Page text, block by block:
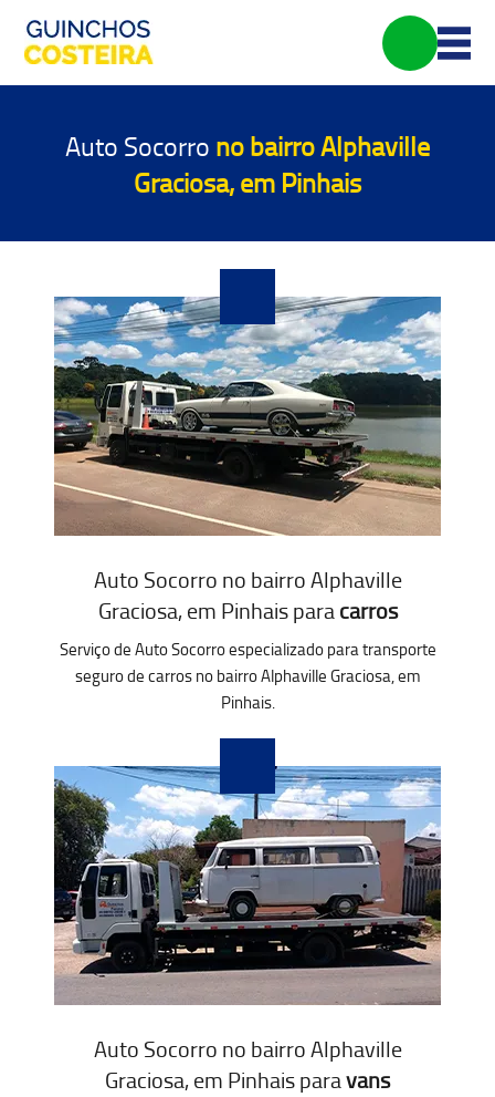
Auto Socorro no bairro Alphaville
Graciosa, em Pinhais
Auto Socorro no bairro Alphaville
Graciosa, em Pinhais paracarros
Serviço de Auto Socorro especializado para transporte
seguro de carros no bairro Alphaville Graciosa, em
Pinhais.
Auto Socorro no bairro Alphaville
Graciosa, em Pinhais paravans